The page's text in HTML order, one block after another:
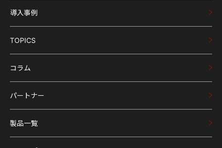
導入事例
TOPICS
コラム
パートナー
製品一覧